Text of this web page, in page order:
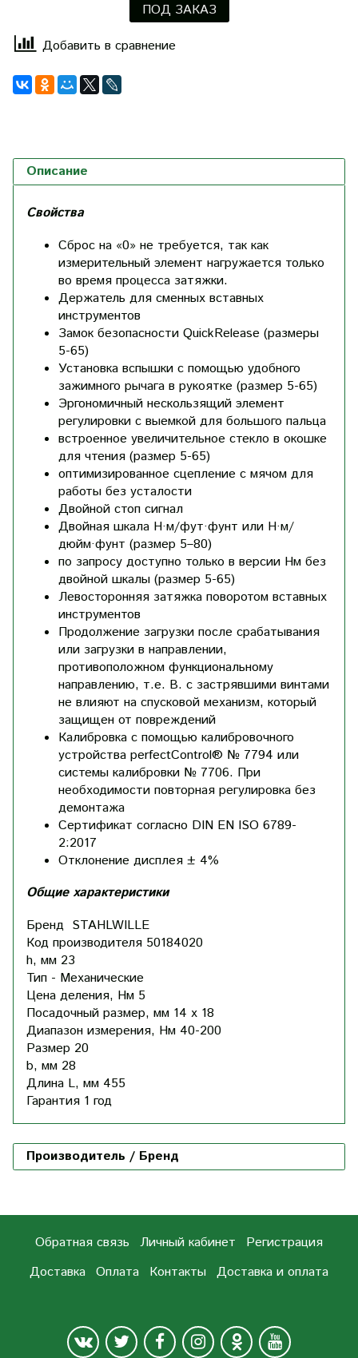
ПОД ЗАКАЗ
Добавить в сравнение
Описание
Свойства
Сброс на «0» не требуется, так как
измерительный элемент нагружается только
во время процесса затяжки.
Держатель для сменных вставных
инструментов
Замок безопасности QuickRelease (размеры
5-65)
Установка вспышки с помощью удобного
зажимного рычага в рукоятке (размер 5-65)
Эргономичный нескользящий элемент
регулировки с выемкой для большого пальца
встроенное увеличительное стекло в окошке
для чтения (размер 5-65)
оптимизированное сцепление с мячом для
работы без усталости
Двойной стоп сигнал
Двойная шкала Н·м/фут·фунт или Н·м/
дюйм·фунт (размер 5–80)
по запросу доступно только в версии Нм без
двойной шкалы (размер 5-65)
Левосторонняя затяжка поворотом вставных
инструментов
Продолжение загрузки после срабатывания
или загрузки в направлении,
противоположном функциональному
направлению, т.е. B. с застрявшими винтами
не влияют на спусковой механизм, который
защищен от повреждений
Калибровка с помощью калибровочного
устройства perfectControl® № 7794 или
системы калибровки № 7706. При
необходимости повторная регулировка без
демонтажа
Сертификат согласно DIN EN ISO 6789-
2:2017
Отклонение дисплея ± 4%
Общие характеристики
Бренд STAHLWILLE
Код производителя 50184020
h, мм 23
Тип - Механические
Цена деления, Нм 5
Посадочный размер, мм 14 x 18
Диапазон измерения, Нм 40-200
Размер 20
b, мм 28
Длина L, мм 455
Гарантия 1 год
Производитель / Бренд
Обратная связь Личный кабинет
Регистрация
Доставка Оплата Контакты Доставка и оплата